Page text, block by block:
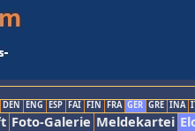
DEN ENG ESP FAI FIN FRA GER GRE INA
Foto-Galerie Meldekartei